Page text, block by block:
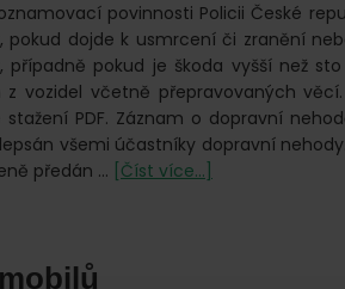
povinnosti Policii České
pokud dojde k usmrcení či zranění
pokud je škoda vyšší než
vozidel včetně přepravovaných
PDF. Záznam o dopravní
všemi účastníky dopravní
předán … [Číst více...]